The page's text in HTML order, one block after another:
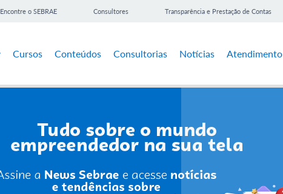
Encontre o SEBRAE Consultores Transparência e Prestação de Contas
Cursos Conteúdos Consultorias Notícias Atendimento